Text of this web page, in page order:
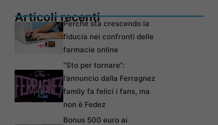
Articoli recentiPerché sta crescendo la
fiducia nei confronti delle
farmacie online
“Sto per tornare”:
l’annuncio dalla Ferragnez
family fa felici i fans, ma
non è Fedez
Bonus 500 euro ai